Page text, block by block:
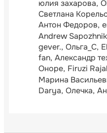
юлия захарова
Светлана
Антон Федоров
Andrew
gever. Ольга_С
fan Александр
Оноре Firuzi
Марина
Darya Олечка